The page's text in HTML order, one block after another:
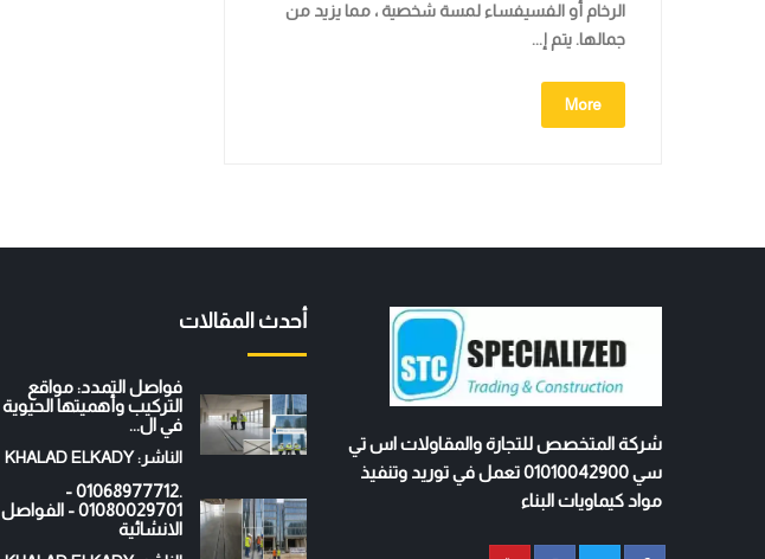
الرخام أو الفسيفساء لمسة شخصية ، مما يزيد من
جمالها. يتم إ...
More
شركة المتخصص للتجارة والمقاولات اس تي
سي 01010042900 تعمل في توريد وتنفيذ
مواد كيماويات البناء
أحدث المقالات
فواصل التمدد: مواقع
التركيب وأهميتها الحيوية
في ال...
الناشر: KHALAD ELKADY
.01068977712 -
01080029701 - الفواصل
الانشائية